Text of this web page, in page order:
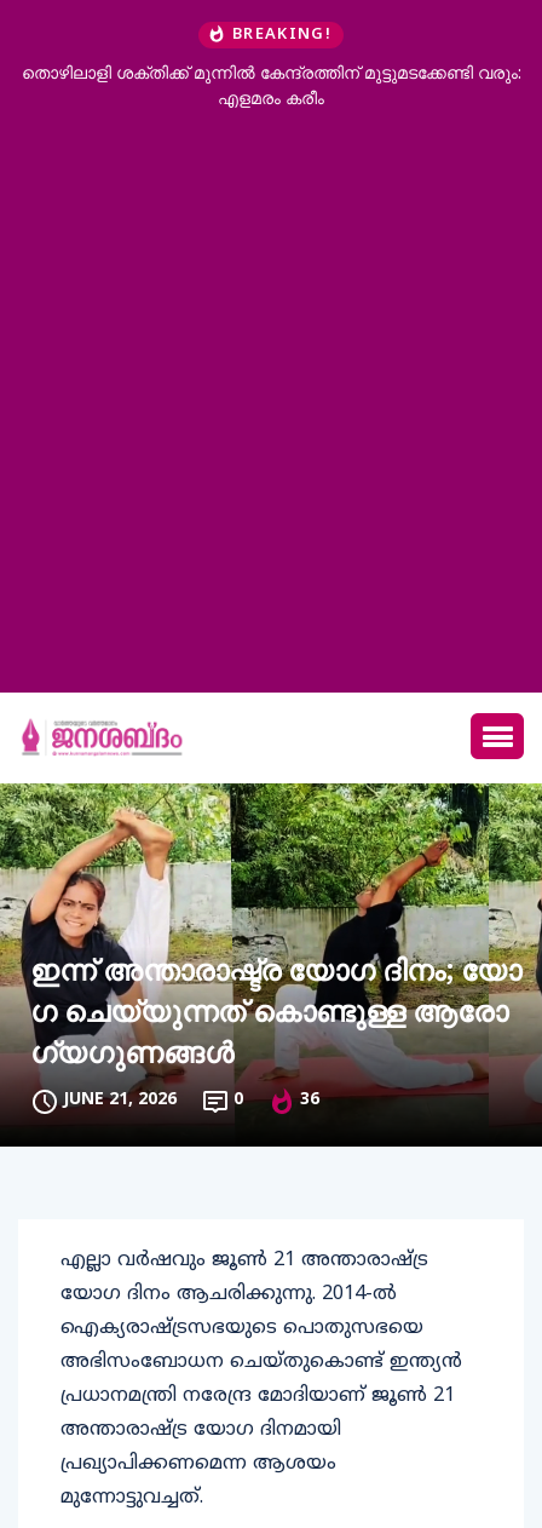
BREAKING!
വരും:
പാലക്കാട് കൃഷിയിടത്തില്‍ പന്നിക്ക് വച്ച
യുവാവ് ഷോക്കേറ്റ് മരിച്ചു
ഇന്ന് അന്താരാഷ്ട്ര യോഗ ദിനം; യോ​
ഗ ചെയ്യുന്നത് കൊണ്ടുള്ള ആരോ​
ഗ്യ​ഗുണങ്ങൾ
JUNE 21, 2026 0 36
എല്ലാ വർഷവും ജൂൺ 21 അന്താരാഷ്ട്ര
യോഗ ദിനം ആചരിക്കുന്നു. 2014-ൽ
ഐക്യരാഷ്ട്രസഭയുടെ പൊതുസഭയെ
അഭിസംബോധന ചെയ്തുകൊണ്ട് ഇന്ത്യൻ
പ്രധാനമന്ത്രി നരേന്ദ്ര മോദിയാണ് ജൂൺ 21
അന്താരാഷ്ട്ര യോഗ ദിനമായി
പ്രഖ്യാപിക്കണമെന്ന ആശയം
മുന്നോട്ടുവച്ചത്.